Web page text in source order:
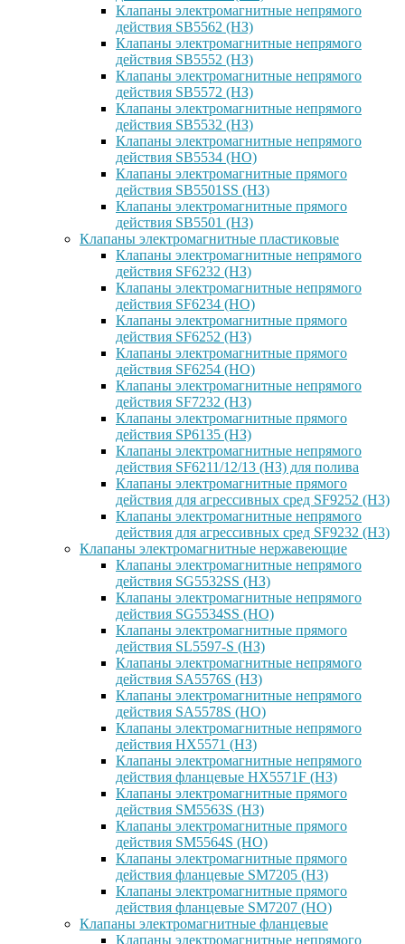
Клапаны электромагнитные непрямого
действия SB5562 (НЗ)
Клапаны электромагнитные непрямого
действия SB5552 (НЗ)
Клапаны электромагнитные непрямого
действия SB5572 (НЗ)
Клапаны электромагнитные непрямого
действия SB5532 (НЗ)
Клапаны электромагнитные непрямого
действия SB5534 (НО)
Клапаны электромагнитные прямого
действия SB5501SS (НЗ)
Клапаны электромагнитные прямого
действия SB5501 (НЗ)
Клапаны электромагнитные пластиковые
Клапаны электромагнитные непрямого
действия SF6232 (НЗ)
Клапаны электромагнитные непрямого
действия SF6234 (НО)
Клапаны электромагнитные прямого
действия SF6252 (НЗ)
Клапаны электромагнитные прямого
действия SF6254 (НО)
Клапаны электромагнитные непрямого
действия SF7232 (НЗ)
Клапаны электромагнитные прямого
действия SP6135 (НЗ)
Клапаны электромагнитные непрямого
действия SF6211/12/13 (НЗ) для полива
Клапаны электромагнитные прямого
действия для агрессивных сред SF9252 (H3)
Клапаны электромагнитные непрямого
действия для агрессивных сред SF9232 (H3)
Клапаны электромагнитные нержавеющие
Клапаны электромагнитные непрямого
действия SG5532SS (НЗ)
Клапаны электромагнитные непрямого
действия SG5534SS (НО)
Клапаны электромагнитные прямого
действия SL5597-S (НЗ)
Клапаны электромагнитные непрямого
действия SA5576S (НЗ)
Клапаны электромагнитные непрямого
действия SA5578S (НО)
Клапаны электромагнитные непрямого
действия HX5571 (НЗ)
Клапаны электромагнитные непрямого
действия фланцевые HX5571F (НЗ)
Клапаны электромагнитные прямого
действия SM5563S (НЗ)
Клапаны электромагнитные прямого
действия SM5564S (НО)
Клапаны электромагнитные прямого
действия фланцевые SM7205 (НЗ)
Клапаны электромагнитные прямого
действия фланцевые SM7207 (НО)
Клапаны электромагнитные фланцевые
Клапаны электромагнитные непрямого